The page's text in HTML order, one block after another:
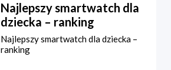
Najlepszy smartwatch dla
dziecka – ranking
Najlepszy smartwatch dla dziecka –
ranking